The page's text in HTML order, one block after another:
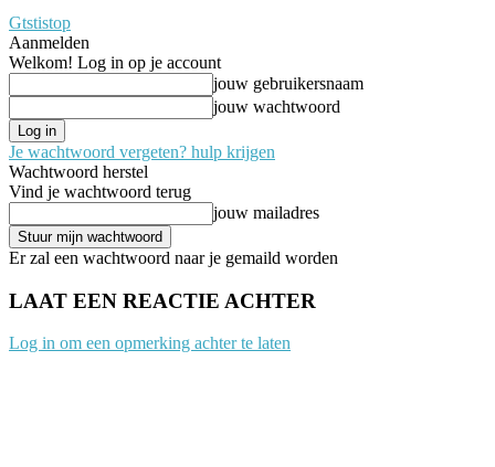
Gtstistop
Aanmelden
Welkom! Log in op je account
jouw gebruikersnaam
jouw wachtwoord
Je wachtwoord vergeten? hulp krijgen
Wachtwoord herstel
Vind je wachtwoord terug
jouw mailadres
Er zal een wachtwoord naar je gemaild worden
LAAT EEN REACTIE ACHTER
Log in om een opmerking achter te laten